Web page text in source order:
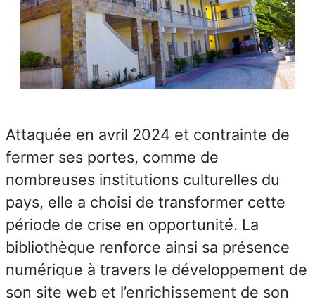
Attaquée en avril 2024 et contrainte de
fermer ses portes, comme de
nombreuses institutions culturelles du
pays, elle a choisi de transformer cette
période de crise en opportunité. La
bibliothèque renforce ainsi sa présence
numérique à travers le développement de
son site web et l’enrichissement de son